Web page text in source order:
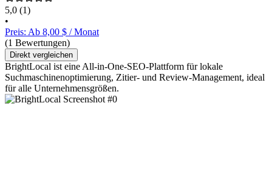
5,0 (1)
•
Preis: Ab 8,00 $ / Monat
(1 Bewertungen)
Direkt vergleichen
BrightLocal ist eine All-in-One-SEO-Plattform für lokale
Suchmaschinenoptimierung, Zitier- und Review-Management, ideal
für alle Unternehmensgrößen.